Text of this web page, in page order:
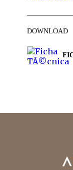
DOWNLOAD